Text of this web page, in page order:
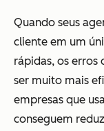
Quando seus
cliente em um
rápidas, os erros
ser muito mais
empresas que
conseguem